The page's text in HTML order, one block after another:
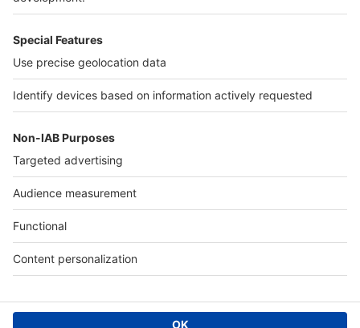
Tous nos services pro
Accès client
Informations légales
Politique Générale de Protection des Données
Charte éditeur
Paramétrer mes cookies
Digital Classifieds France SAS © 2024 - all rights